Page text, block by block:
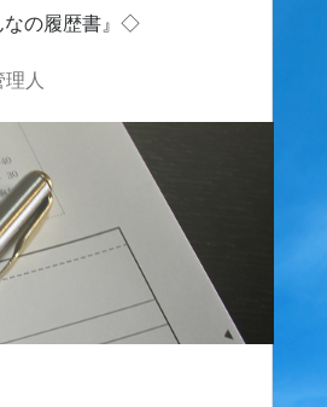
の履歴書』◇
理人